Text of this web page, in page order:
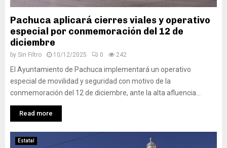
Pachuca aplicará cierres viales y operativo
especial por conmemoración del 12 de
diciembre
by Sin Filtro 10/12/2025 0 242
El Ayuntamiento de Pachuca implementará un operativo
especial de movilidad y seguridad con motivo de la
conmemoración del 12 de diciembre, ante la alta afluencia...
Read more
Estatal